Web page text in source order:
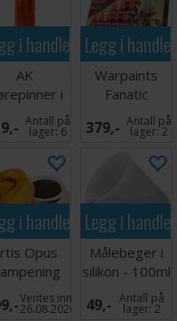
i handlekurven
AK
i
Stål
Antall på
lager:6
Legg i
Warpaints
Fanatic
Washes Paint
Set
379,- Antall på
lager:2
i handlekurven
Opus
Pad
Ventes inn
26.08.2026
Legg i
Målebeger i
silikon - 100ml
49,- Antall på
lager:2